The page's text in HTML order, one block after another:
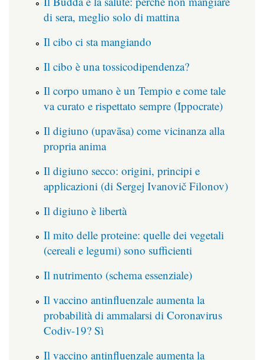
di sera, meglio solo di mattina
Il cibo ci sta mangiando
Il cibo è una tossicodipendenza?
Il corpo umano è un Tempio e come tale
va curato e rispettato sempre (Ippocrate)
Il digiuno (upavāsa) come vicinanza alla
propria anima
Il digiuno secco: origini, principi e
applicazioni (di Sergej Ivanovič Filonov)
Il digiuno è libertà
Il mito delle proteine: quelle dei vegetali
(cereali e legumi) sono sufficienti
Il nutrimento (schema essenziale)
Il vaccino antinfluenzale aumenta la
probabilità di ammalarsi di Coronavirus
Codiv-19? Sì
Il vaccino antinfluenzale aumenta la